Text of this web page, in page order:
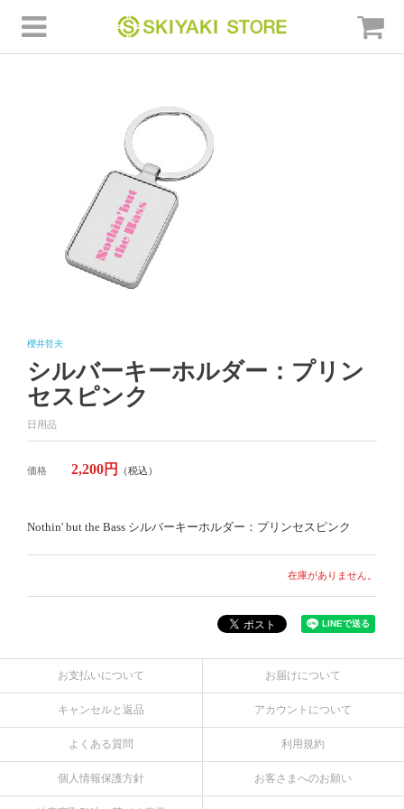
櫻井哲夫
シルバーキーホルダー：プリン
セスピンク
日用品
価格 2,200円 （税込）
Nothin' but the Bass シルバーキーホルダー：プリンセスピンク
在庫がありません。
お支払いについて お届けについて
キャンセルと返品 アカウントについて
よくある質問 利用規約
個人情報保護方針 お客さまへのお願い